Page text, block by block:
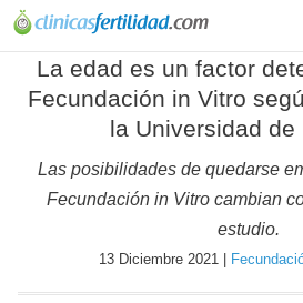
La edad es un factor
Fecundación in Vitro
la Universidad de
Las posibilidades de quedarse
Fecundación in Vitro cambian
estudio.
13 Diciembre 2021 |